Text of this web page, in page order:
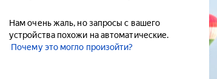
Нам очень жаль, но запросы с вашего
устройства похожи на автоматические.
Почему это могло произойти?